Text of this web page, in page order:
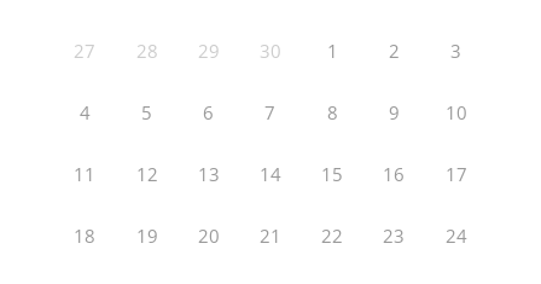
27 28 29 30 1 2 3
4 5 6 7 8 9 10
11 12 13 14 15 16 17
18 19 20 21 22 23 24